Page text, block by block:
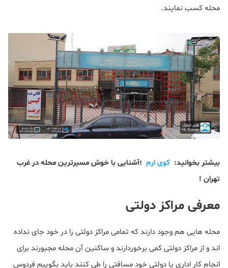
محله کسب نمایند.
بیشتر بخوانید: کوی ارم ؛آشنایی با خوش مسیرترین محله در غرب
تهران !
معرفی مراکز دولتی
محله هایی هم وجود دارند که تمامی مراکز دولتی را در خود جای نداده
اند و از مراکز دولتی کمی برخوردارند و ساکنین آن محله مجبورند برای
انجام کار اداری یا دولتی خود مسافتی را طی کنند باید بگوییم فردوس